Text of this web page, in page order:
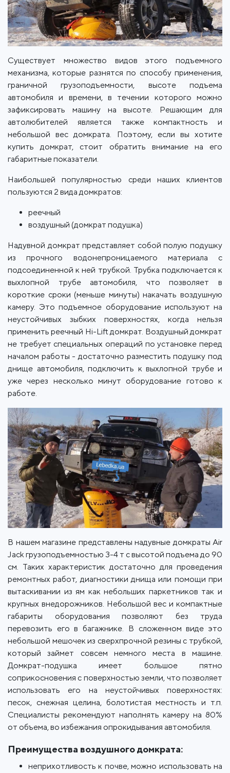
Существует множество видов этого подъемного
механизма, которые разнятся по способу применения,
граничной грузоподъемности, высоте подъема
автомобиля и времени, в течении которого можно
зафиксировать машину на высоте. Решающим для
автолюбителей является также компактность и
небольшой вес домкрата. Поэтому, если вы хотите
купить домкрат, стоит обратить внимание на его
габаритные показатели.
Наибольшей популярностью среди наших клиентов
пользуются 2 вида домкратов:
реечный
воздушный (домкрат подушка)
Надувной домкрат представляет собой полую подушку
из прочного водонепроницаемого материала с
подсоединенной к ней трубкой. Трубка подключается к
выхлопной трубе автомобиля, что позволяет в
короткие сроки (меньше минуты) накачать воздушную
камеру. Это подъемное оборудование используют на
неустойчивых зыбких поверхностях, когда нельзя
применить реечный Hi-Lift домкрат. Воздушный домкрат
не требует специальных операций по установке перед
началом работы - достаточно разместить подушку под
днище автомобиля, подключить к выхлопной трубе и
уже через несколько минут оборудование готово к
работе.
В нашем магазине представлены надувные домкраты Air
Jack грузоподъемностью 3-4 т с высотой подъема до 90
см. Таких характеристик достаточно для проведения
ремонтных работ, диагностики днища или помощи при
вытаскивании из ям как небольших паркетников так и
крупных внедорожников. Небольшой вес и компактные
габариты оборудования позволяют без труда
перевозить его в багажнике. В сложенном виде это
небольшой мешочек из сверхпрочной резины с трубкой,
который займет совсем немного места в машине.
Домкрат-подушка имеет большое пятно
соприкосновения с поверхностью земли, что позволяет
использовать его на неустойчивых поверхностях:
песок, снежная целина, болотистая местность и т.п.
Специалисты рекомендуют наполнять камеру на 80%
от объема, во избежания опрокидывания автомобиля.
Преимущества воздушного домкрата:
неприхотливость к почве, можно использовать на